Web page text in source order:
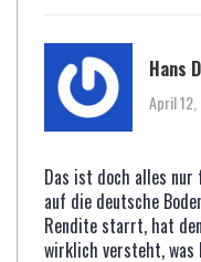
Hans
April 12,
Das ist doch alles
auf die deutsche
Rendite starrt, hat
wirklich versteht, was